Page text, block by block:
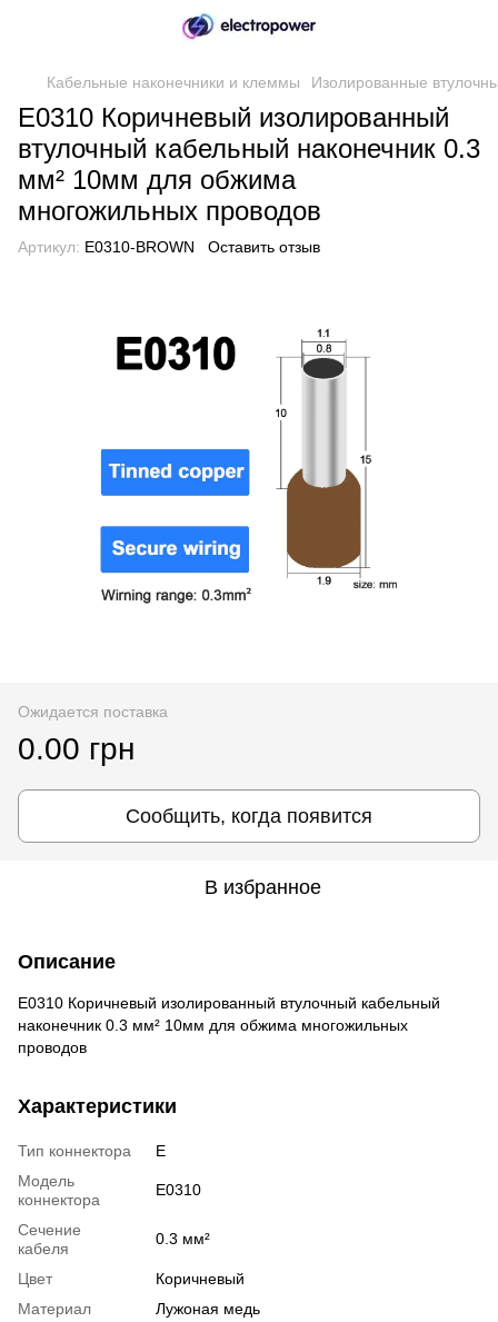
Кабельные наконечники и клеммы Изолированные
E0310 Коричневый изолированный
втулочный кабельный наконечник 0.3
мм² 10мм для обжима
многожильных проводов
Артикул: E0310-BROWN Оставить отзыв
Ожидается поставка
0.00 грн
Сообщить, когда появится
В избранное
Описание
E0310 Коричневый изолированный втулочный кабельный
наконечник 0.3 мм² 10мм для обжима многожильных
проводов
Характеристики
Тип коннектора
E
Модель
коннектора
E0310
Сечение
кабеля
0.3 мм²
Цвет
Коричневый
Материал
Лужоная медь